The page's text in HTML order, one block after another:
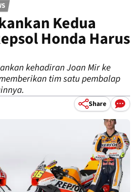
Kedua
Honda Harus
kehadiran Joan Mir ke
tim satu pembalap
Share